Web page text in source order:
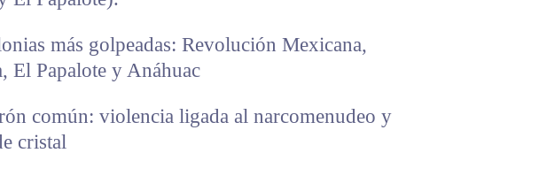
más golpeadas: Revolución Mexicana,
El Papalote y Anáhuac
violencia ligada al narcomenudeo y
cristal